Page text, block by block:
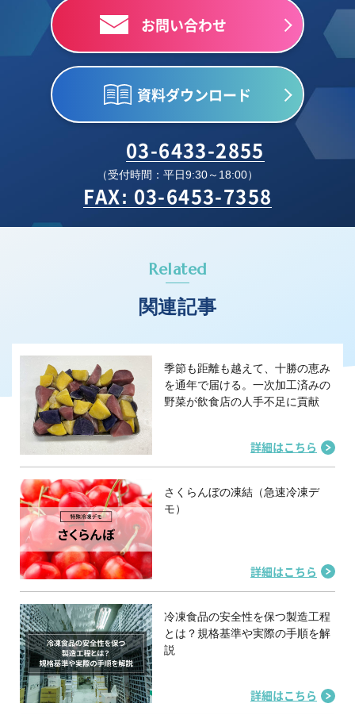
お問い合わせ
資料ダウンロード
03-6433-2855
（受付時間：平日9:30～18:00）
FAX: 03-6453-7358
Related
関連記事
季節も距離も越えて、十勝の恵み
を通年で届ける。一次加工済みの
野菜が飲食店の人手不足に貢献
詳細はこちら
さくらんぼの凍結（急速冷凍デ
モ）
詳細はこちら
冷凍食品の安全性を保つ製造工程
とは？規格基準や実際の手順を解
説
詳細はこちら